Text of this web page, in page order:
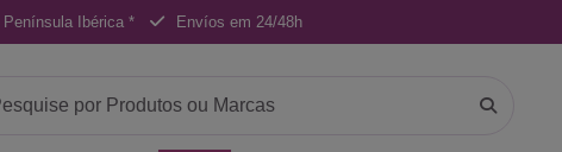
Ibérica * Envíos em 24/48h